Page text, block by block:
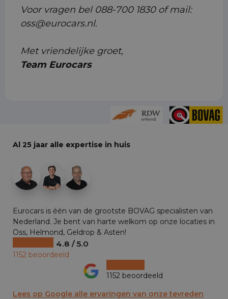
Voor vragen bel 088-700 1830 of mail:
oss@eurocars.nl.
Met vriendelijke groet,
Team Eurocars
Al 25 jaar alle expertise in huis
Eurocars is één van de grootste BOVAG specialisten van
Nederland. Je bent van harte welkom op onze locaties in
Oss, Helmond, Geldrop & Asten!
4.8 / 5.0
1152 beoordeeld
1152 beoordeeld
Lees op Google alle ervaringen van onze tevreden